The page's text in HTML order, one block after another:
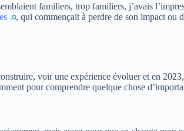
familiers, trop familiers, j’avais
, qui commençait à perdre de son impact ou
voir une expérience évoluer et en
pour comprendre quelque chose